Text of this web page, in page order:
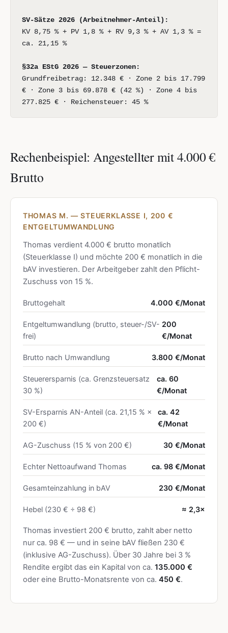
SV-Sätze 2026 (Arbeitnehmer-Anteil):
KV 8,75 % + PV 1,8 % + RV 9,3 % + AV 1,3 % =
ca. 21,15 %
§32a EStG 2026 — Steuerzonen:
Grundfreibetrag: 12.348 € · Zone 2 bis 17.799
€ · Zone 3 bis 69.878 € (42 %) · Zone 4 bis
277.825 € · Reichensteuer: 45 %
Rechenbeispiel: Angestellter mit 4.000 €
Brutto
THOMAS M. — STEUERKLASSE I, 200 €
ENTGELTUMWANDLUNG
Thomas verdient 4.000 € brutto monatlich
(Steuerklasse I) und möchte 200 € monatlich in die
bAV investieren. Der Arbeitgeber zahlt den Pflicht-
Zuschuss von 15 %.
Bruttogehalt 4.000 €/Monat
Entgeltumwandlung (brutto, steuer-/SV-
frei)
200
€/Monat
Brutto nach Umwandlung 3.800 €/Monat
Steuerersparnis (ca. Grenzsteuersatz
30 %)
ca. 60
€/Monat
SV-Ersparnis AN-Anteil (ca. 21,15 % ×
200 €)
ca. 42
€/Monat
AG-Zuschuss (15 % von 200 €) 30 €/Monat
Echter Nettoaufwand Thomas ca. 98 €/Monat
Gesamteinzahlung in bAV 230 €/Monat
Hebel (230 € ÷ 98 €) ≈ 2,3×
Thomas investiert 200 € brutto, zahlt aber netto
nur ca. 98 € — und in seine bAV fließen 230 €
(inklusive AG-Zuschuss). Über 30 Jahre bei 3 %
Rendite ergibt das ein Kapital von ca. 135.000 €
oder eine Brutto-Monatsrente von ca. 450 €.